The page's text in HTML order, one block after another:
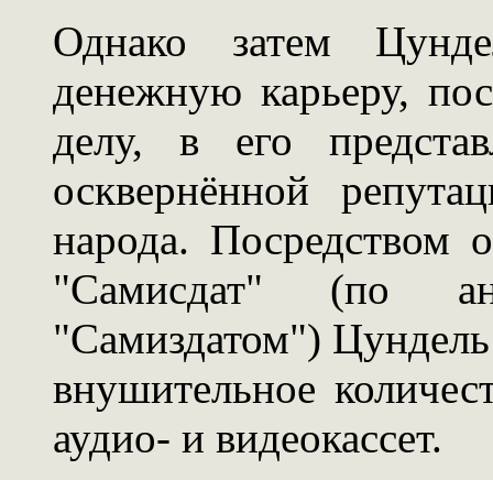
Однако затем
денежную карьеру,
делу, в его
осквернённой
народа. Посредством
"Самисдат" (по
"Самиздатом")
внушительное
аудио- и видеокассет.